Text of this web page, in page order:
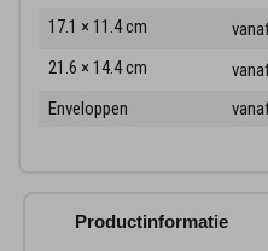
17.1 × 11.4 cm
21.6 × 14.4 cm
Enveloppen
Productinformatie